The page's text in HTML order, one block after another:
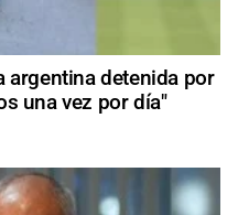
argentina detenida por
una vez por día"